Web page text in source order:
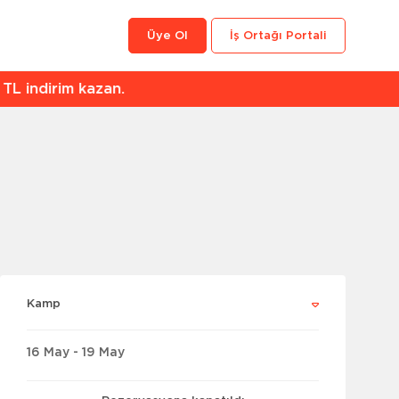
İş Ortağı Portali
Üye Ol
Kamp
16 May - 19 May